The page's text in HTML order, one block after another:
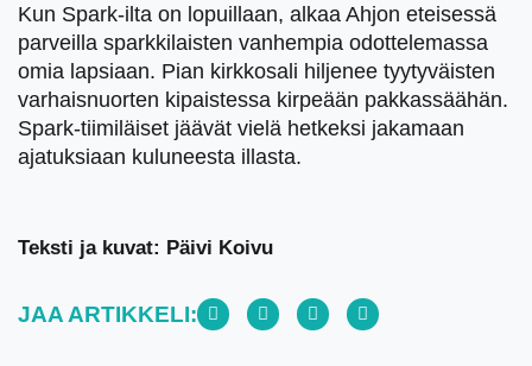
Kun Spark-ilta on lopuillaan, alkaa Ahjon eteisessä
parveilla sparkkilaisten vanhempia odottelemassa
omia lapsiaan. Pian kirkkosali hiljenee tyytyväisten
varhaisnuorten kipaistessa kirpeään pakkassäähän.
Spark-tiimiläiset jäävät vielä hetkeksi jakamaan
ajatuksiaan kuluneesta illasta.
Teksti ja kuvat: Päivi Koivu
JAA ARTIKKELI: